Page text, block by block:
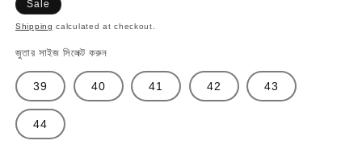
Sale
Shipping calculated at checkout.
জুতার সাইজ সিলেক্ট করুন
39 40 41 42 43
44